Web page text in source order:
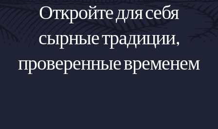
Откройте для себя
сырные традиции,
проверенные временем